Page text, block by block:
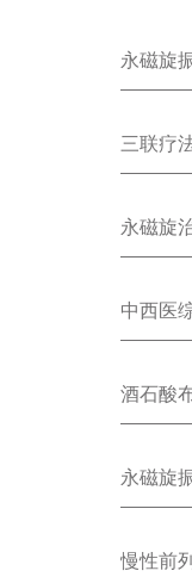
永磁旋
三联疗
永磁旋
中西医
酒石酸
永磁旋
慢性前